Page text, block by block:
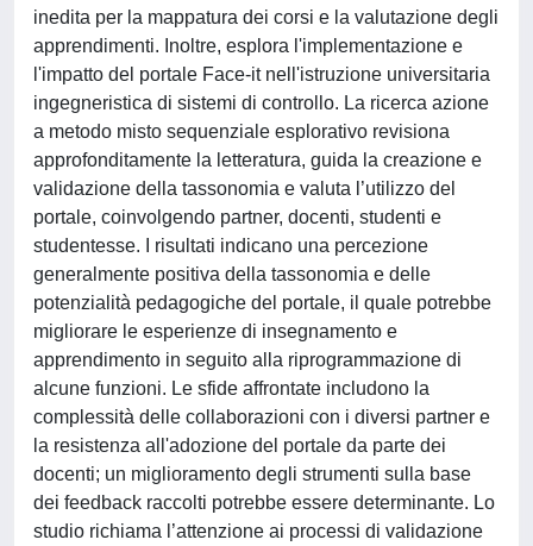
inedita per la mappatura dei corsi e la valutazione degli
apprendimenti. Inoltre, esplora l'implementazione e
l'impatto del portale Face-it nell'istruzione universitaria
ingegneristica di sistemi di controllo. La ricerca azione
a metodo misto sequenziale esplorativo revisiona
approfonditamente la letteratura, guida la creazione e
validazione della tassonomia e valuta l’utilizzo del
portale, coinvolgendo partner, docenti, studenti e
studentesse. I risultati indicano una percezione
generalmente positiva della tassonomia e delle
potenzialità pedagogiche del portale, il quale potrebbe
migliorare le esperienze di insegnamento e
apprendimento in seguito alla riprogrammazione di
alcune funzioni. Le sfide affrontate includono la
complessità delle collaborazioni con i diversi partner e
la resistenza all'adozione del portale da parte dei
docenti; un miglioramento degli strumenti sulla base
dei feedback raccolti potrebbe essere determinante. Lo
studio richiama l’attenzione ai processi di validazione